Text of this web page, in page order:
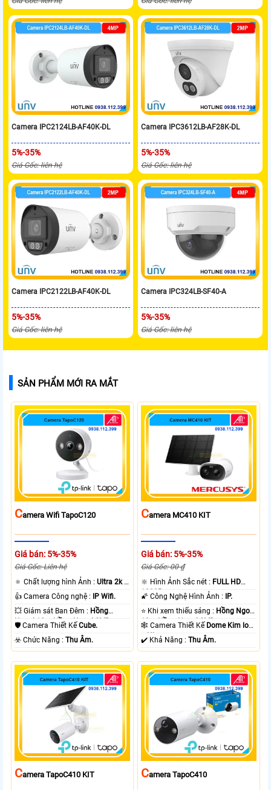
Camera IPC2124LB-AF40K-DL
5%-35%
Giá Gốc: liên hệ
Camera IPC3612LB-AF28K-DL
5%-35%
Giá Gốc: liên hệ
Camera IPC2122LB-AF40K-DL
5%-35%
Giá Gốc: liên hệ
Camera IPC324LB-SF40-A
5%-35%
Giá Gốc: liên hệ
SẢN PHẨM MỚI RA MẮT
CAmera Wifi TapoC120
Giá bán: 5%-35%
Giá Gốc: Liên hệ
🔅 Chất lượng hình Ảnh :Ultra 2k +
.
👍 Camera Công nghệ :
IP Wifi.
💥 Giám sát Ban Đêm : Hồng
Ngoại 10m Hồng Ngoại SMD.
🛡 Camera Thiết KếCube.
️☣️ Chức Năng :Thu Âm.
CAmera MC410 KIT
Giá bán: 5%-35%
Giá Gốc: 00 ₫
🔆 Hình Ảnh Sắc nét : FULL HD
1080P .
🌠 Công Nghệ Hình Ảnh :
IP.
⭐ Khi xem thiếu sáng : Hồng Ngoại
10m Hồng Ngoại SMD.
🕸️ Camera Thiết Kế Dome Kim loại
+ Nhựa.
️✔️ Khả Năng :Thu Âm.
CAmera TapoC410 KIT CAmera TapoC410